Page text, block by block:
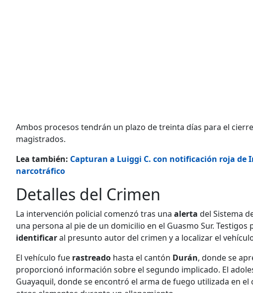
Ambos procesos tendrán un plazo de treinta días para el
magistrados.
Lea también: Capturan a Luiggi C. con notificación roja de
narcotráfico​​​​
Detalles del Crimen
La intervención policial comenzó tras una alerta del Sistema
una persona al pie de un domicilio en el Guasmo Sur.
identificaral presunto autor del crimen y a localizar el
El vehículo fue rastreado hasta el cantón Durán, donde se
proporcionó información sobre el segundo implicado. El
Guayaquil, donde se encontró el arma de fuego utilizada en